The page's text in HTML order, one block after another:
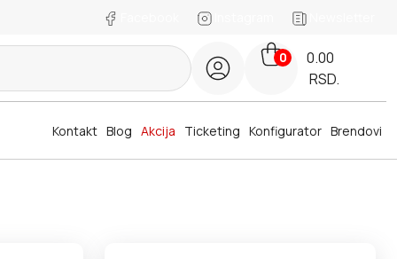
Instagram Newsletter
0
0.00
RSD.
Brendovi
Blog Akcija
Kontakt Ticketing Konfigurator